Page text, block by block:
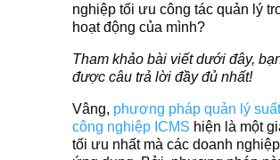
nghiệp tối ưu công tác quản lý
hoạt động của mình?
Tham khảo bài viết dưới đây,
được câu trả lời đầy đủ nhất!
Vâng, phương pháp quản lý
công nghiệp ICMS hiện là một
tối ưu nhất mà các doanh